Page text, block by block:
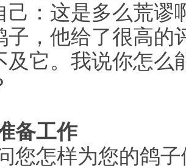
己：这是多么荒谬
子，他给了很高的
及它。我说你怎么
备工作
您怎样为您的鸽